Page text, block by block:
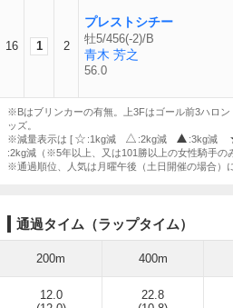
16 1 2
プレストシチー
牡5/456(-2)/B
青木 芳之
56.0
※Bはブリンカーの有無。上3Fはゴール前3ハロ
ッズ。
※減量表示は [
:1kg減 :2kg減 :3kg減
:2kg減（※5年以上、又は101勝以上の女性騎手の
※通過順位、人気は月曜午後（土日開催の場合）
通過タイム（ラップタイム）
200m 400m
12.0
22.8